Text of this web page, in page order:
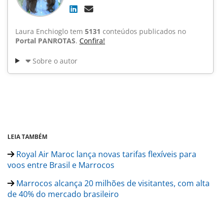
Laura Enchioglo tem 5131 conteúdos publicados no
Portal PANROTAS. Confira!
Sobre o autor
LEIA TAMBÉM
Royal Air Maroc lança novas tarifas flexíveis para
voos entre Brasil e Marrocos
Marrocos alcança 20 milhões de visitantes, com alta
de 40% do mercado brasileiro